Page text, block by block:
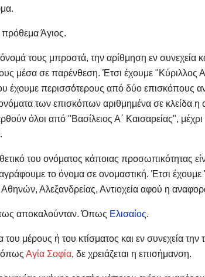
πρόθεμα Άγιος.
τους μπροστά, την αρίθμηση εν συνεχεία
μέσα σε παρένθεση. Έτσι έχουμε "Κύριλλος
περισσότερους από δύο επισκόπους
των επισκόπων αριθμημένα σε κλείδα η
όλοι από "Βασίλειος Α΄ Καισαρείας", μέχρι
του ονόματος κάποιας προσωπικότητας
το όνομα σε ονομαστική. Έτσι έχουμε
Αλεξανδρείας, Αντιοχεία αφού η
αποκαλούνταν. Όπως Ελισαίος.
μέρους ή του κτίσματος και εν συνεχεία
όπωςΑγία Σοφία, δε χρειάζεται η επισήμανση.